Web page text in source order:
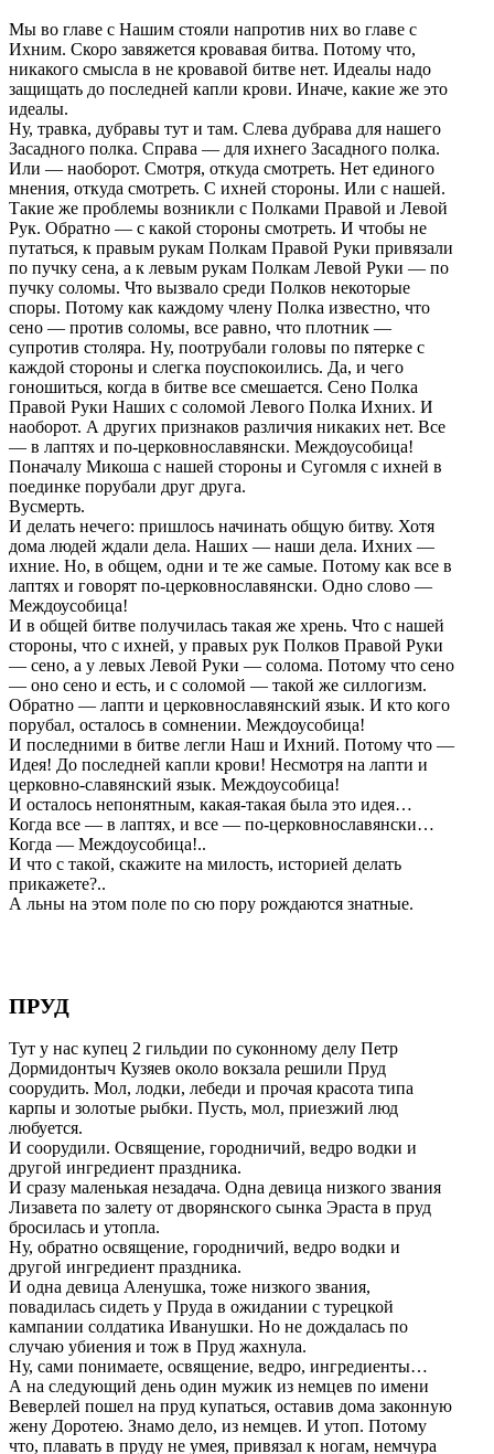
Мы во главе с Нашим стояли напротив них во главе с
Ихним. Скоро завяжется кровавая битва. Потому что,
никакого смысла в не кровавой битве нет. Идеалы надо
защищать до последней капли крови. Иначе, какие же это
идеалы.
Ну, травка, дубравы тут и там. Слева дубрава для нашего
Засадного полка. Справа — для ихнего Засадного полка.
Или — наоборот. Смотря, откуда смотреть. Нет единого
мнения, откуда смотреть. С ихней стороны. Или с нашей.
Такие же проблемы возникли с Полками Правой и Левой
Рук. Обратно — с какой стороны смотреть. И чтобы не
путаться, к правым рукам Полкам Правой Руки привязали
по пучку сена, а к левым рукам Полкам Левой Руки — по
пучку соломы. Что вызвало среди Полков некоторые
споры. Потому как каждому члену Полка известно, что
сено — против соломы, все равно, что плотник —
супротив столяра. Ну, поотрубали головы по пятерке с
каждой стороны и слегка поуспокоились. Да, и чего
гоношиться, когда в битве все смешается. Сено Полка
Правой Руки Наших с соломой Левого Полка Ихних. И
наоборот. А других признаков различия никаких нет. Все
— в лаптях и по-церковнославянски. Междоусобица!
Поначалу Микоша с нашей стороны и Сугомля с ихней в
поединке порубали друг друга.
Вусмерть.
И делать нечего: пришлось начинать общую битву. Хотя
дома людей ждали дела. Наших — наши дела. Ихних —
ихние. Но, в общем, одни и те же самые. Потому как все в
лаптях и говорят по-церковнославянски. Одно слово —
Междоусобица!
И в общей битве получилась такая же хрень. Что с нашей
стороны, что с ихней, у правых рук Полков Правой Руки
— сено, а у левых Левой Руки — солома. Потому что сено
— оно сено и есть, и с соломой — такой же силлогизм.
Обратно — лапти и церковнославянский язык. И кто кого
порубал, осталось в сомнении. Междоусобица!
И последними в битве легли Наш и Ихний. Потому что —
Идея! До последней капли крови! Несмотря на лапти и
церковно-славянский язык. Междоусобица!
И осталось непонятным, какая-такая была это идея…
Когда все — в лаптях, и все — по-церковнославянски…
Когда — Междоусобица!..
И что с такой, скажите на милость, историей делать
прикажете?..
А льны на этом поле по сю пору рождаются знатные.
ПРУД
Тут у нас купец 2 гильдии по суконному делу Петр
Дормидонтыч Кузяев около вокзала решили Пруд
соорудить. Мол, лодки, лебеди и прочая красота типа
карпы и золотые рыбки. Пусть, мол, приезжий люд
любуется.
И соорудили. Освящение, городничий, ведро водки и
другой ингредиент праздника.
И сразу маленькая незадача. Одна девица низкого звания
Лизавета по залету от дворянского сынка Эраста в пруд
бросилась и утопла.
Ну, обратно освящение, городничий, ведро водки и
другой ингредиент праздника.
И одна девица Аленушка, тоже низкого звания,
повадилась сидеть у Пруда в ожидании с турецкой
кампании солдатика Иванушки. Но не дождалась по
случаю убиения и тож в Пруд жахнула.
Ну, сами понимаете, освящение, ведро, ингредиенты…
А на следующий день один мужик из немцев по имени
Веверлей пошел на пруд купаться, оставив дома законную
жену Доротею. Знамо дело, из немцев. И утоп. Потому
что, плавать в пруду не умея, привязал к ногам, немчура